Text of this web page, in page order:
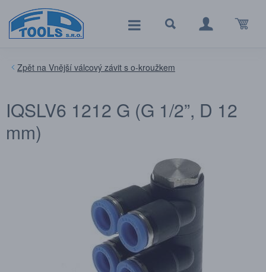
Vnější válcový závit s o-kroužkem
IQSLV6 1212 G (G 1/2”, D 12
mm)